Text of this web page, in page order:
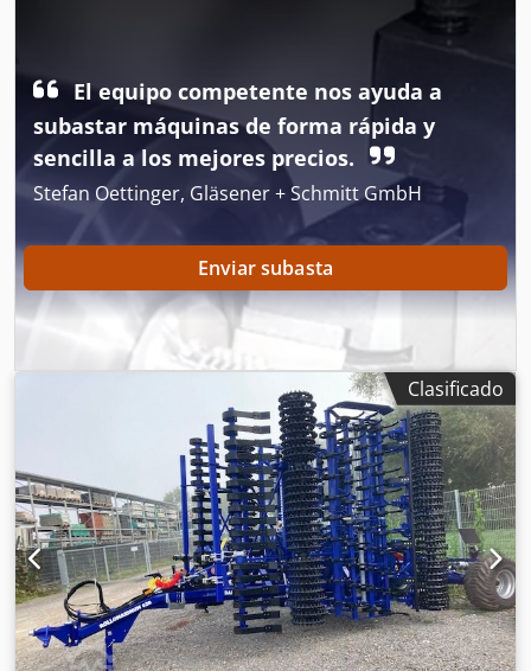
individual / rastra trasera, doble rodillo triturador,
El equipo competente nos ayuda a
subastar máquinas de forma rápida y
sencilla a los mejores precios.
Stefan Oettinger, Gläsener + Schmitt GmbH
Enviar subasta
Clasificado